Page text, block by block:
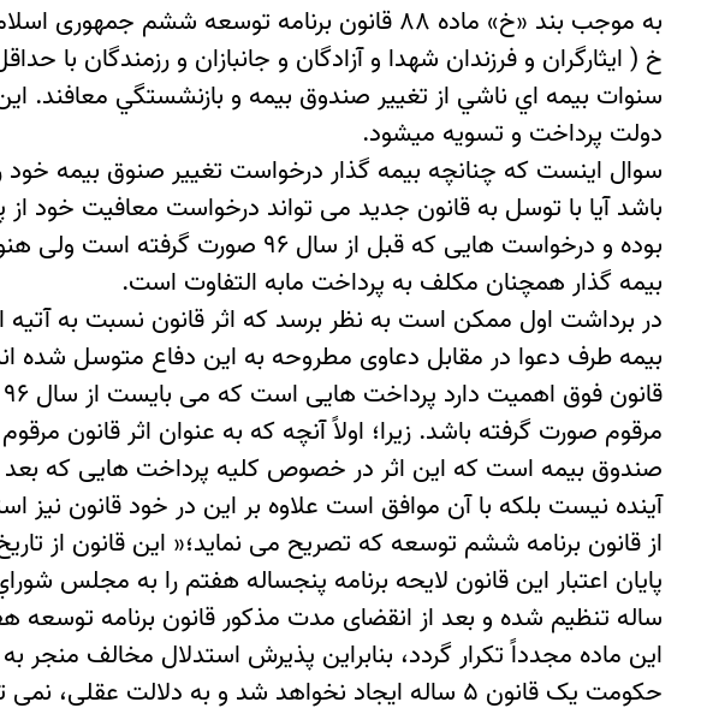
به موجب بند «خ» ماده ۸۸ قانون برنامه توسعه ششم جمهوری اسلامی ایران که در سال ۱۳۹۶ اجرائی گردیده است:
خ ( ايثارگران و فرزندان شهدا و آزادگان و جانبازان و رزمندگان با
سنوات بيمه اي ناشي از تغيير صندوق بيمه و بازنشستگي معافند.
دولت پرداخت و تسويه ميشود.
باشد آیا با توسل به قانون جدید می تواند درخواست معافیت خود از
بوده و درخواست هایی که قبل از
بیمه گذار همچنان مکلف به پرداخت مابه التفاوت است.
در برداشت اول ممکن است به نظر برسد که اثر قانون نسبت به
بیمه طرف دعوا در مقابل دعاوی مطروحه به این دفاع متوسل شده
مرقوم صورت گرفته باشد. زیرا؛ اولاً آنچه که به عنوان اثر قانون
صندوق بیمه است که این اثر در خصوص کلیه پرداخت هایی که بعد
از قانون برنامه ششم توسعه که تصریح می نماید؛« اين قانون
ساله تنظیم شده و بعد از انقضای مدت مذکور قانون برنامه